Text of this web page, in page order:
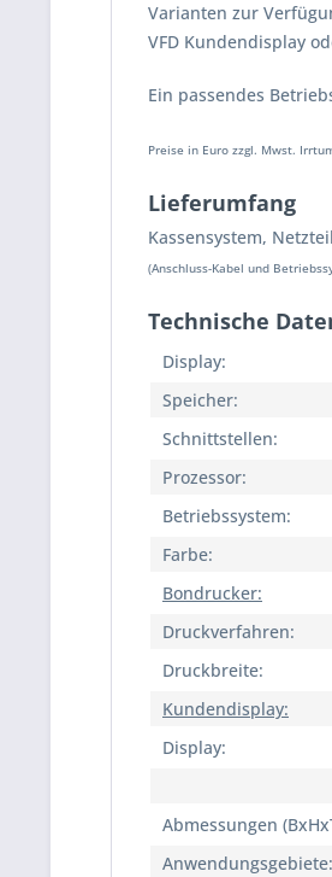
Varianten zur
VFD Kundendisplay
Ein passendes
Preise in Euro zzgl. Mwst.
Lieferumfang
Kassensystem,
(Anschluss-Kabel und
Technische
Display:
Speicher:
Schnittstellen:
Prozessor:
Betriebssystem:
Farbe:
Bondrucker:
Druckverfahren:
Druckbreite:
Kundendisplay:
Display:
Abmessungen
Anwendungsgebiete: